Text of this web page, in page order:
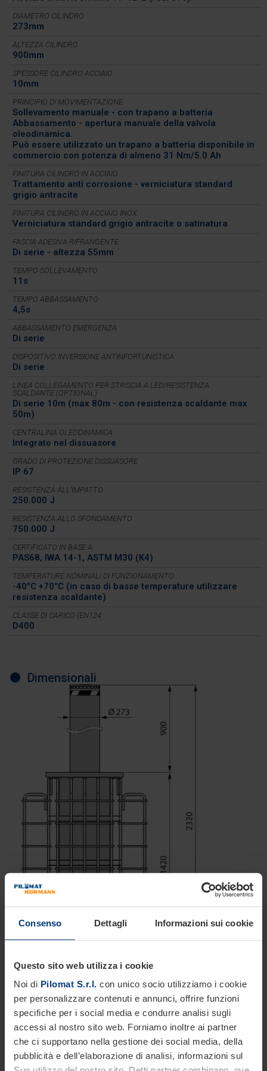
Consenso Dettagli Informazioni sui cookie
Questo sito web utilizza i cookie
Noi di Pilomat S.r.l. con unico socio utilizziamo i cookie
per personalizzare contenuti e annunci, offrire funzioni
specifiche per i social media e condurre analisi sugli
accessi al nostro sito web. Forniamo inoltre ai partner
che ci supportano nella gestione dei social media, della
pubblicità e dell’elaborazione di analisi, informazioni sul
DIAMETRO CILINDRO
273mm
ALTEZZA CILINDRO
900mm
SPESSORE CILINDRO ACCIAIO
10mm
PRINCIPIO DI MOVIMENTAZIONE
Sollevamento manuale - con trapano a batteria
Abbassamento - apertura manuale della valvola
oleodinamica.
Può essere utilizzato un trapano a batteria disponibile in
commercio con potenza di almeno 31 Nm/5.0 Ah
FINITURA CILINDRO IN ACCIAIO
Trattamento anti corrosione - verniciatura standard
grigio antracite
FINITURA CILINDRO IN ACCIAIO INOX
Verniciatura standard grigio antracite o satinatura
FASCIA ADESIVA RIFRANGENTE
Di serie - altezza 55mm
TEMPO SOLLEVAMENTO
11s
TEMPO ABBASSAMENTO
4,5s
ABBASSAMENTO EMERGENZA
Di serie
DISPOSITIVO INVERSIONE ANTINFORTUNISTICA
Di serie
LINEA COLLEGAMENTO PER STRISCIA A LED/RESISTENZA
SCALDANTE (OPTIONAL)
Di serie 10m (max 80m - con resistenza scaldante max
50m)
CENTRALINA OLEODINAMICA
Integrato nel dissuasore
GRADO DI PROTEZIONE DISSUASORE
IP 67
RESISTENZA ALL’IMPATTO
250.000 J
RESISTENZA ALLO SFONDAMENTO
750.000 J
CERTIFICATO IN BASE A
PAS68, IWA 14-1, ASTM M30 (K4)
TEMPERATURE NOMINALI DI FUNZIONAMENTO
-40°C +70°C (in caso di basse temperature utilizzare
resistenza scaldante)
CLASSE DI CARICO (EN124
D400
Dimensionali